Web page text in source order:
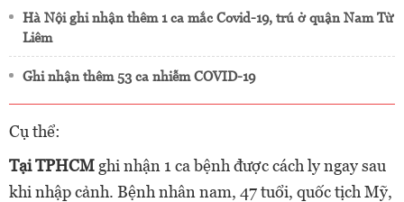
Hà Nội ghi nhận thêm 1 ca mắc Covid-19, trú ở quận Nam Từ
Liêm
Ghi nhận thêm 53 ca nhiễm COVID-19
Cụ thể:
Tại TPHCM ghi nhận 1 ca bệnh được cách ly ngay sau
khi nhập cảnh. Bệnh nhân nam, 47 tuổi, quốc tịch Mỹ,